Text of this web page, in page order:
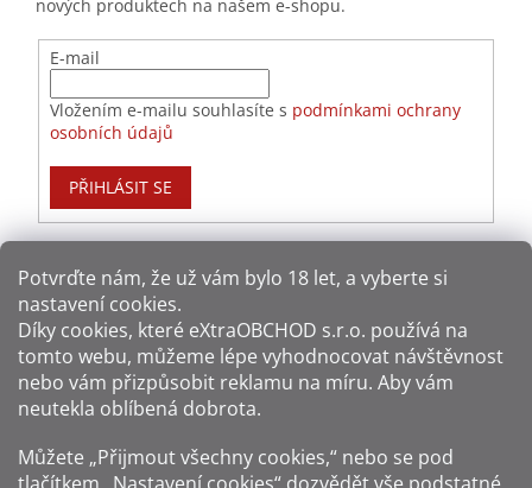
Potvrďte nám​​, že už vám bylo 18 let, a vyberte si
nastavení cookies.
Díky cookies, které eXtraOBCHOD s.r.o. používá na
tomto webu, můžeme lépe vyhodnocovat návštěvnost
nebo vám přizpůsobit reklamu na míru. Aby vám
neutekla oblíbená dobrota.
Můžete „Přijmout všechny cookies,“ nebo se pod
nových produktech na našem e-shopu.
E-mail
Vložením e-mailu souhlasíte s podmínkami ochrany
osobních údajů
PŘIHLÁSIT SE
Způsoby dopravy: